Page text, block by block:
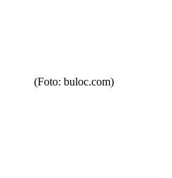
(Foto: buloc.com)